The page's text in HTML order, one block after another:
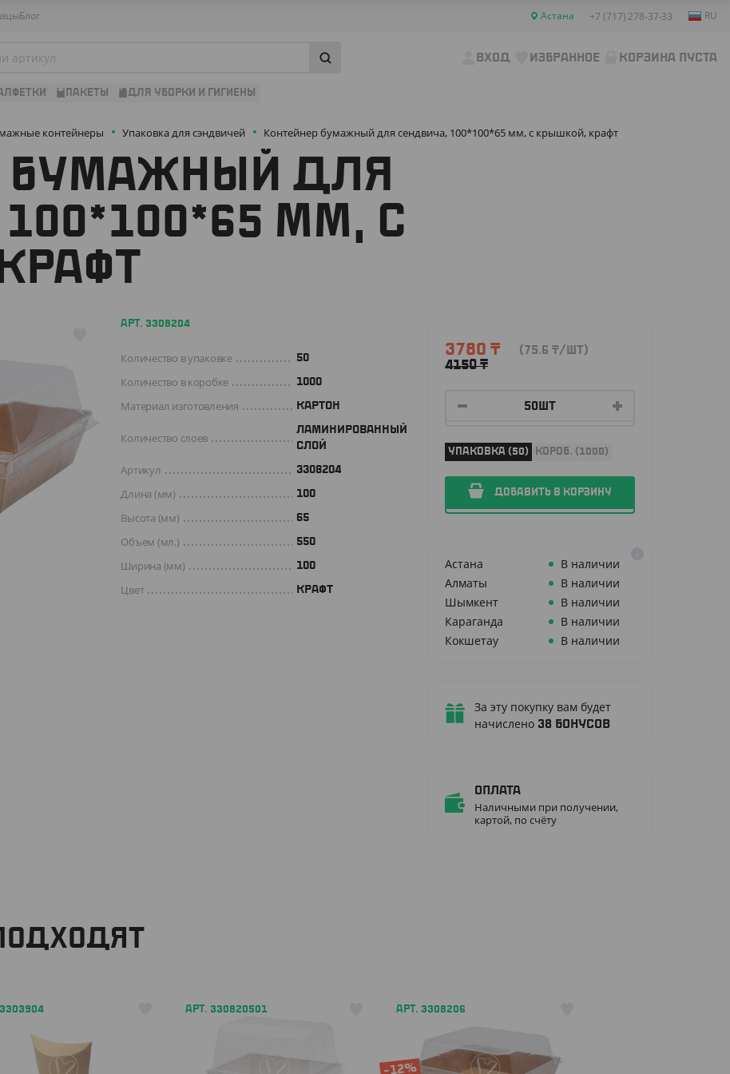
Блог Астана +7 (717) 278-37-33 RU
ВХОД ИЗБРАННОЕ КОРЗИНА ПУСТА
ПАКЕТЫ ДЛЯ УБОРКИ И ГИГИЕНЫ
контейнеры Упаковка для сэндвичей Контейнер бумажный для сендвича, 100*100*65 мм, с крышкой, крафт
БУМАЖНЫЙ ДЛЯ
ММ, С
3780 ₸
4150₸
(75.6 ₸/ШТ)
УПАКОВКА (50) КОРОБ. (1000)
ДОБАВИТЬ В КОРЗИНУ
Астана
В наличии
Алматы
В наличии
Шымкент
В наличии
Караганда
В наличии
Кокшетау
В наличии
За эту покупку вам будет
начислено 38 бонусов
Оплата
Наличными при получении,
картой, по счёту
АРТ. 3308204
Количество в упаковке 50
Количество в коробке 1000
Материал изготовления КАРТОН
Количество слоев
ЛАМИНИРОВАННЫЙ
СЛОЙ
Артикул 3308204
Длина (мм) 100
Высота (мм) 65
Объем (мл.) 550
Ширина (мм) 100
Цвет КРАФТ
АРТ. 330820501 АРТ. 3308206
-12%